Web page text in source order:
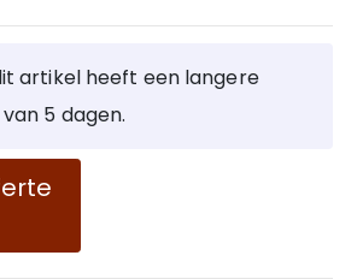
met een zachte doek en
nodig met neutrale zeep ).
wasbare
artikel heeft een langere
5 dagen.